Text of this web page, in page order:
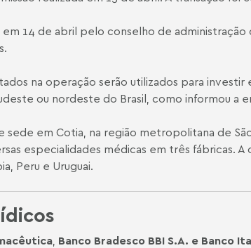
14 de abril pelo conselho de administração
na operação serão utilizados para investir
ou nordeste do Brasil, como informou a
sede em Cotia, na região metropolitana de
especialidades médicas em três fábricas. A
Peru e Uruguai.
, Banco Bradesco BBI S.A. e Banco